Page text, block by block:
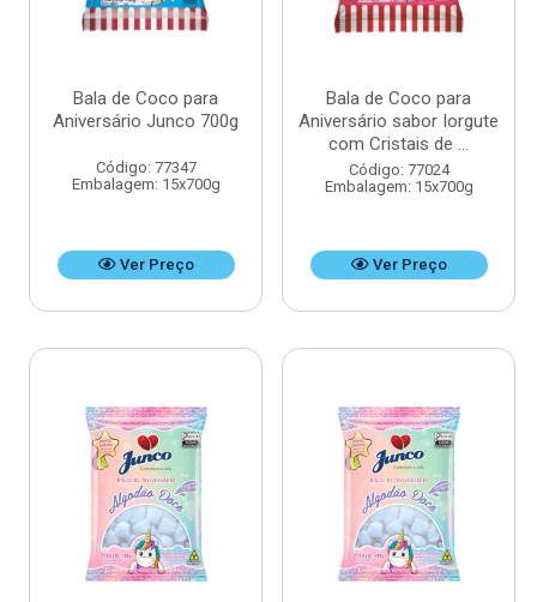
Bala de Coco para
Aniversário Junco 700g
Código: 77347
Embalagem: 15x700g
Ver Preço
Bala de Coco para
Aniversário sabor Iorgute
com Cristais de ...
Código: 77024
Embalagem: 15x700g
Ver Preço